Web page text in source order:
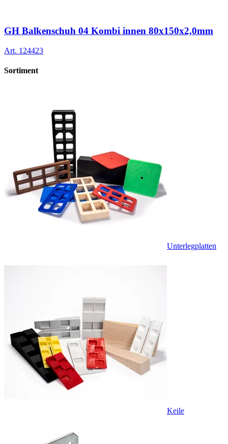
GH Balkenschuh 04 Kombi innen 80x150x2,0mm
Art. 124423
Sortiment
Unterlegplatten
Keile